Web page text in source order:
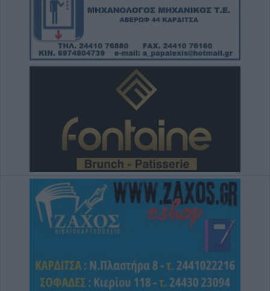
Συμμαχία Υπέρ των Πολιτών: Σκιές για το
κόστος, τους όρους, τον τρόπο και τον
φορέα δημοπράτησης των κολυμβητικών
δεξαμενών της Περιφερειακής Αρχής
Κουρέτα
Υπό έλεγχο η φωτιά σε δύσβατο σημείο στον
Όλυμπο – Παραμένουν οι δυνάμεις στο
σημείο
7 Αυγούστου 2026, 17:07
Ενισχύθηκαν οι πυροσβεστικές δυνάμεις
στην πυρκαγιά σε αγροτοδασική έκταση στο
Στεφάνι Κορίνθου
7 Αυγούστου 2026, 16:58
Το Σάββατο 8 Αυγούστου η κηδεία του
Κορυφώνεται η έξοδος του Αυγούστου –
Χιλιάδες επιβάτες αναχωρούν από τα